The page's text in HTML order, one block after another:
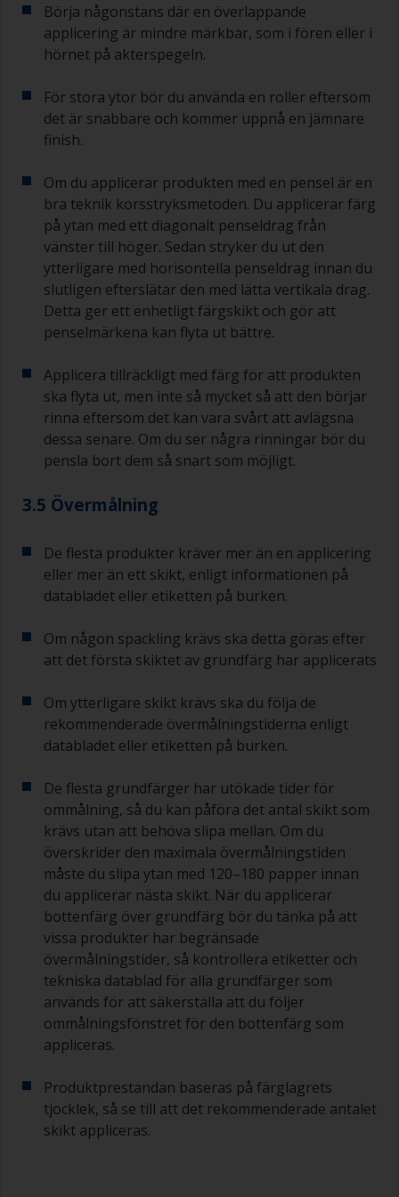
Börja någonstans där en överlappande
applicering är mindre märkbar, som i fören eller i
hörnet på akterspegeln.
För stora ytor bör du använda en roller eftersom
det är snabbare och kommer uppnå en jämnare
finish.
Om du applicerar produkten med en pensel är en
bra teknik korsstryksmetoden. Du applicerar färg
på ytan med ett diagonalt penseldrag från
vänster till höger. Sedan stryker du ut den
ytterligare med horisontella penseldrag innan du
slutligen efterslätar den med lätta vertikala drag.
Detta ger ett enhetligt färgskikt och gör att
penselmärkena kan flyta ut bättre.
Applicera tillräckligt med färg för att produkten
ska flyta ut, men inte så mycket så att den börjar
rinna eftersom det kan vara svårt att avlägsna
dessa senare. Om du ser några rinningar bör du
pensla bort dem så snart som möjligt.
3.5 Övermålning
De flesta produkter kräver mer än en applicering
eller mer än ett skikt, enligt informationen på
databladet eller etiketten på burken.
Om någon spackling krävs ska detta göras efter
att det första skiktet av grundfärg har applicerats
Om ytterligare skikt krävs ska du följa de
rekommenderade övermålningstiderna enligt
databladet eller etiketten på burken.
De flesta grundfärger har utökade tider för
ommålning, så du kan påföra det antal skikt som
krävs utan att behöva slipa mellan. Om du
överskrider den maximala övermålningstiden
måste du slipa ytan med 120–180 papper innan
du applicerar nästa skikt. När du applicerar
bottenfärg över grundfärg bör du tänka på att
vissa produkter har begränsade
övermålningstider, så kontrollera etiketter och
tekniska datablad för alla grundfärger som
används för att säkerställa att du följer
ommålningsfönstret för den bottenfärg som
appliceras.
Produktprestandan baseras på färglagrets
tjocklek, så se till att det rekommenderade antalet
skikt appliceras.